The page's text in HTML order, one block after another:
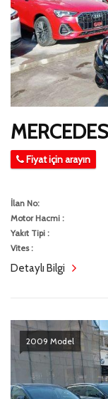
Fiyat için arayın
İlan No:
Motor Hacmi :
Yakıt Tipi :
Vites :
Detaylı Bilgi
2009 Model